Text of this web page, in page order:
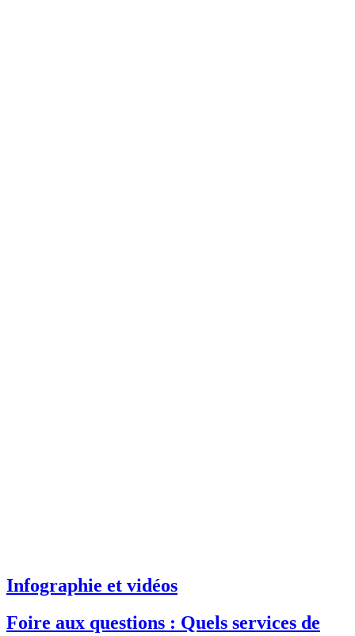
Infographie et vidéos
Foire aux questions : Quels services de